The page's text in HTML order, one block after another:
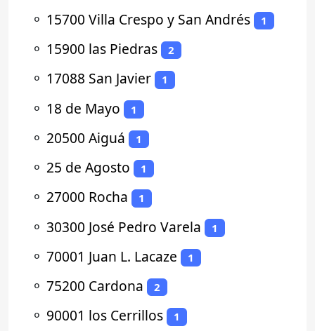
⚬ 15700 Villa Crespo y San Andrés 1
⚬ 15900 las Piedras 2
⚬ 17088 San Javier 1
⚬ 18 de Mayo 1
⚬ 20500 Aiguá 1
⚬ 25 de Agosto 1
⚬ 27000 Rocha 1
⚬ 30300 José Pedro Varela 1
⚬ 70001 Juan L. Lacaze 1
⚬ 75200 Cardona 2
⚬ 90001 los Cerrillos 1